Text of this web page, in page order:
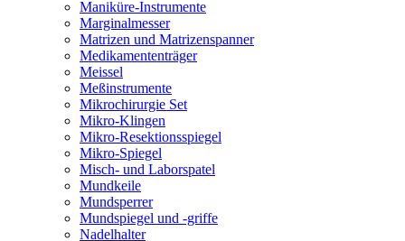
Maniküre-Instrumente
Marginalmesser
Matrizen und Matrizenspanner
Medikamententräger
Meissel
Meßinstrumente
Mikrochirurgie Set
Mikro-Klingen
Mikro-Resektionsspiegel
Mikro-Spiegel
Misch- und Laborspatel
Mundkeile
Mundsperrer
Mundspiegel und -griffe
Nadelhalter